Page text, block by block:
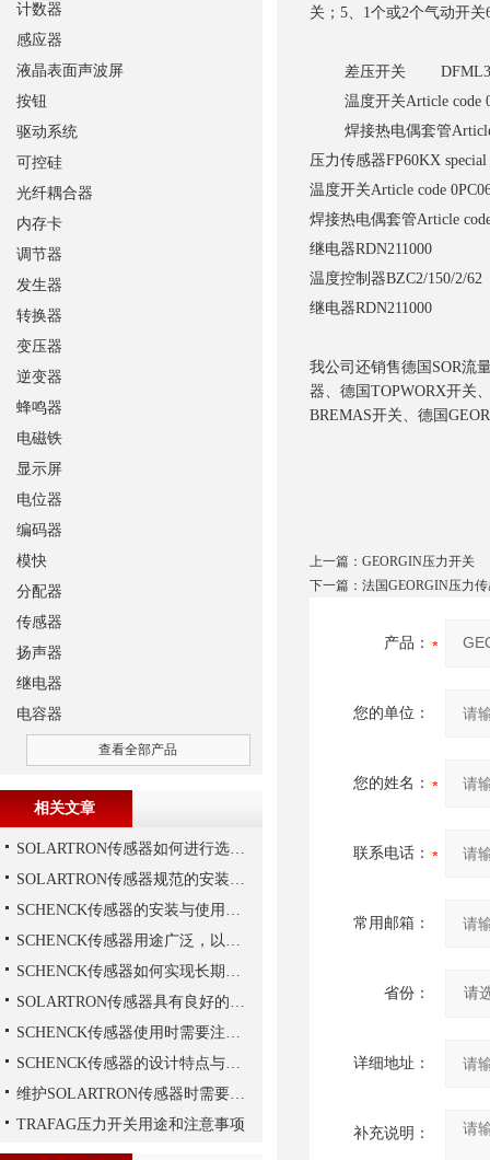
关；5、1个或2个气动开
差压开关
温度开关Article
焊接热电偶套管
压力传感器FP60KX special
温度开关Article code
焊接热电偶套管Article
继电器RDN211000
温度控制器BZC2/150/2/62
继电器RDN211000
我公司还销售德国SOR流
器、德国TOPWORX开关
BREMAS开关、德国
上一篇： GEORGIN压力开关
下一篇： 法国GEORGIN压力
产品：
您的单位：
您的姓名：
联系电话：
常用邮箱：
省份：
详细地址：
补充说明：
计数器
感应器
液晶表面声波屏
按钮
驱动系统
可控硅
光纤耦合器
内存卡
调节器
发生器
转换器
变压器
逆变器
蜂鸣器
电磁铁
显示屏
电位器
编码器
模快
分配器
传感器
扬声器
继电器
电容器
查看全部产品
相关文章
SOLARTRON传感器如何进行选择？
SOLARTRON传感器规范的安装技巧
SCHENCK传感器的安装与使用建议
SCHENCK传感器用途广泛，以下是一些常见的应用领域
SCHENCK传感器如何实现长期稳定性？
SOLARTRON传感器具有良好的稳定性和反应速度
SCHENCK传感器使用时需要注意这些
SCHENCK传感器的设计特点与优势
维护SOLARTRON传感器时需要注意以下技巧
TRAFAG压力开关用途和注意事项